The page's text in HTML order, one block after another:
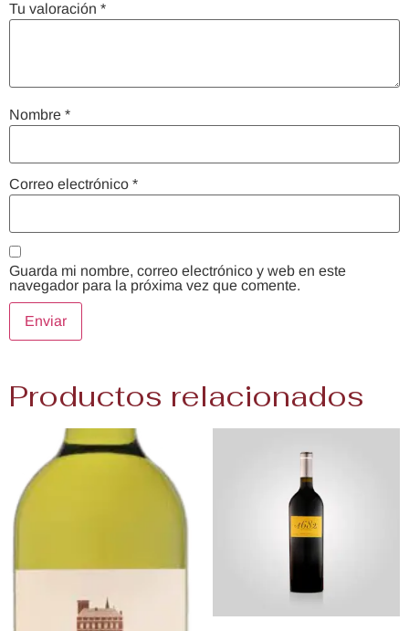
Tu valoración *
Nombre *
Correo electrónico *
Guarda mi nombre, correo electrónico y web en este
navegador para la próxima vez que comente.
Productos relacionados